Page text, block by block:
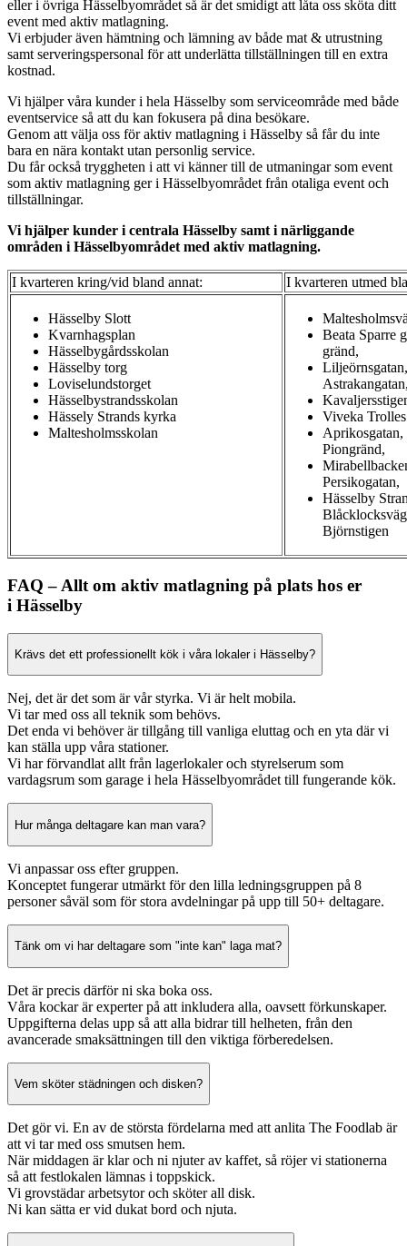
eller i övriga Hässelbyområdet så är det smidigt att låta oss sköta ditt
event med aktiv matlagning.
Vi erbjuder även hämtning och lämning av både mat & utrustning
samt serveringspersonal för att underlätta tillställningen till en extra
kostnad.
Vi hjälper våra kunder i hela Hässelby som serviceområde med både
eventservice så att du kan fokusera på dina besökare.
Genom att välja oss för aktiv matlagning i Hässelby så får du inte
bara en nära kontakt utan personlig service.
Du får också tryggheten i att vi känner till de utmaningar som event
som aktiv matlagning ger i Hässelbyområdet från otaliga event och
tillställningar.
Vi hjälper kunder i centrala Hässelby samt i närliggande
områden i Hässelbyområdet med aktiv matlagning.
I kvarteren kring/vid bland annat: I kvarteren utmed
Hässelby Slott
Kvarnhagsplan
Hässelbygårdsskolan
Hässelby torg
Loviselundstorget
Hässelbystrandsskolan
Hässely Strands kyrka
Maltesholmsskolan
Beata Sparre
gränd,
Viveka
Piongränd,
Persikogatan,
Hässelby
Björnstigen
FAQ – Allt om aktiv matlagning på plats hos er
i Hässelby
Krävs det ett professionellt kök i våra lokaler i Hässelby?
Nej, det är det som är vår styrka. Vi är helt mobila.
Vi tar med oss all teknik som behövs.
Det enda vi behöver är tillgång till vanliga eluttag och en yta där vi
kan ställa upp våra stationer.
Vi har förvandlat allt från lagerlokaler och styrelserum som
vardagsrum som garage i hela Hässelbyområdet till fungerande kök.
Hur många deltagare kan man vara?
Vi anpassar oss efter gruppen.
Konceptet fungerar utmärkt för den lilla ledningsgruppen på 8
personer såväl som för stora avdelningar på upp till 50+ deltagare.
Tänk om vi har deltagare som "inte kan" laga mat?
Det är precis därför ni ska boka oss.
Våra kockar är experter på att inkludera alla, oavsett förkunskaper.
Uppgifterna delas upp så att alla bidrar till helheten, från den
avancerade smaksättningen till den viktiga förberedelsen.
Vem sköter städningen och disken?
Det gör vi. En av de största fördelarna med att anlita The Foodlab är
att vi tar med oss smutsen hem.
När middagen är klar och ni njuter av kaffet, så röjer vi stationerna
så att festlokalen lämnas i toppskick.
Vi grovstädar arbetsytor och sköter all disk.
Ni kan sätta er vid dukat bord och njuta.